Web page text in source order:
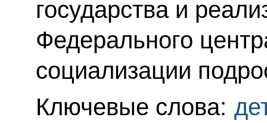
государства и
Федерального
социализации
Ключевые слова: